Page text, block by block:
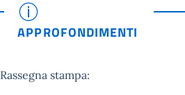
APPROFONDIMENTI
Rassegna stampa: